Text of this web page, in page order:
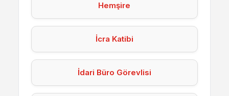
Hemşire
İcra Katibi
İdari Büro Görevlisi